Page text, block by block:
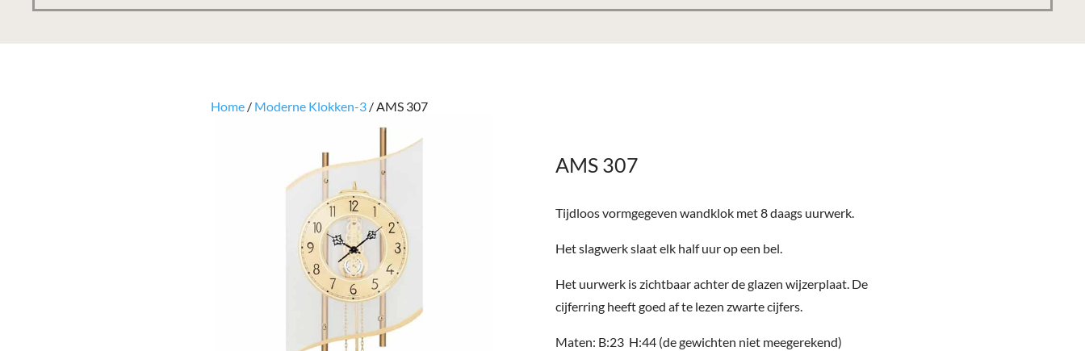
Home / Moderne Klokken-3 / AMS 307
AMS 307
Tijdloos vormgegeven wandklok met 8 daags uurwerk.
Het slagwerk slaat elk half uur op een bel.
Het uurwerk is zichtbaar achter de glazen wijzerplaat. De
cijferring heeft goed af te lezen zwarte cijfers.
Maten: B:23 H:44 (de gewichten niet meegerekend)